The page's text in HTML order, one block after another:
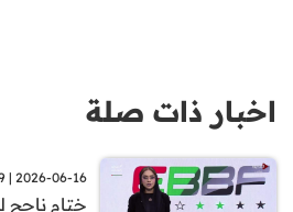
اخبار ذات صلة
2026-06-16 | 12:19
ختام ناجح